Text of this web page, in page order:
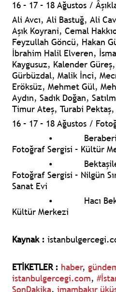
16 – 17 – 18 Ağustos /
Ali Avcı, Ali Bastuğ, Ali
Aşık Koyrani, Cemal
Feyzullah Göncü, Hakan
İbrahim Halil Elveren,
Kaygusuz, Kalender
Gürbüzdal, Malik İnci,
Eröksüz, Mehmet Gül,
Aydın, Sadık Doğan,
Timur Ateş, Turabi Pektaş,
16 – 17 – 18 Ağustos /
•
Fotoğraf Sergisi – Kültür
•
Fotoğraf Sergisi – Nilgün
Sanat Evi
•
Hacı
Kültür Merkezi
Kaynak :
ETİKETLER : haber,
istanbulgercegi.com,
SonDakika, imambakır